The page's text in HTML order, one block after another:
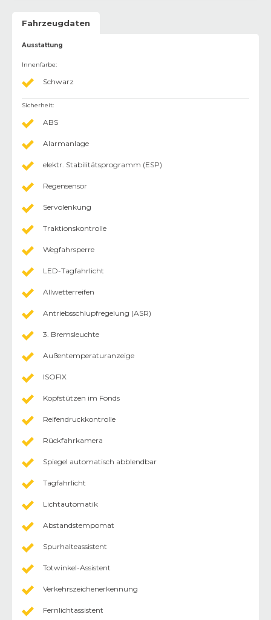
Fahrzeugdaten
Ausstattung
Innenfarbe:
Schwarz
Sicherheit:
ABS
Alarmanlage
elektr. Stabilitätsprogramm (ESP)
Regensensor
Servolenkung
Traktionskontrolle
Wegfahrsperre
LED-Tagfahrlicht
Allwetterreifen
Antriebsschlupfregelung (ASR)
3. Bremsleuchte
Außentemperaturanzeige
ISOFIX
Kopfstützen im Fonds
Reifendruckkontrolle
Rückfahrkamera
Spiegel automatisch abblendbar
Tagfahrlicht
Lichtautomatik
Abstandstempomat
Spurhalteassistent
Totwinkel-Assistent
Verkehrszeichenerkennung
Fernlichtassistent